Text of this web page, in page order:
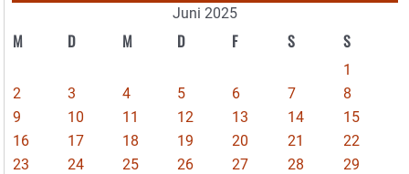
Juni 2025
M D M D F S S
1
2
3 4 5 6 7
8
9
10 11 12 13 14
15
16
17 18 19 20 21
22
23
24 25 26 27 28
29